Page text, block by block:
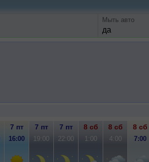
Мыть авто
да
7 пт 7 пт 7 пт 8 сб 8 сб 8 сб
16:00 19:00 22:00 1:00 4:00 7:00